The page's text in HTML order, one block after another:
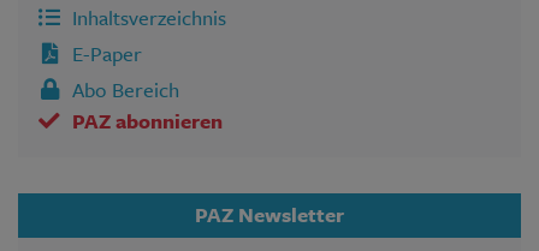
Inhaltsverzeichnis
E-Paper
Abo Bereich
PAZ abonnieren
PAZ Newsletter